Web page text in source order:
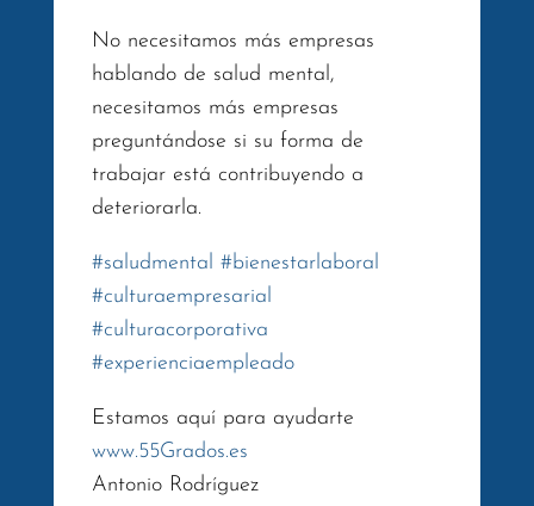
No necesitamos más empresas
hablando de salud mental,
necesitamos más empresas
preguntándose si su forma de
trabajar está contribuyendo a
deteriorarla.
#saludmental #bienestarlaboral
#culturaempresarial
#culturacorporativa
#experienciaempleado
Estamos aquí para ayudarte
www.55Grados.es
Antonio Rodríguez